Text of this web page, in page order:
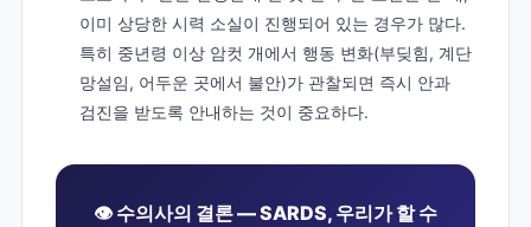
이미 상당한 시력 소실이 진행되어 있는 경우가 많다.
특히 중년령 이상 암컷 개에서 행동 변화(부딪힘, 계단
망설임, 어두운 곳에서 불안)가 관찰되면 즉시 안과
검진을 받도록 안내하는 것이 중요하다.
👁️ 수의사의 결론 — SARDS, 우리가 할 수